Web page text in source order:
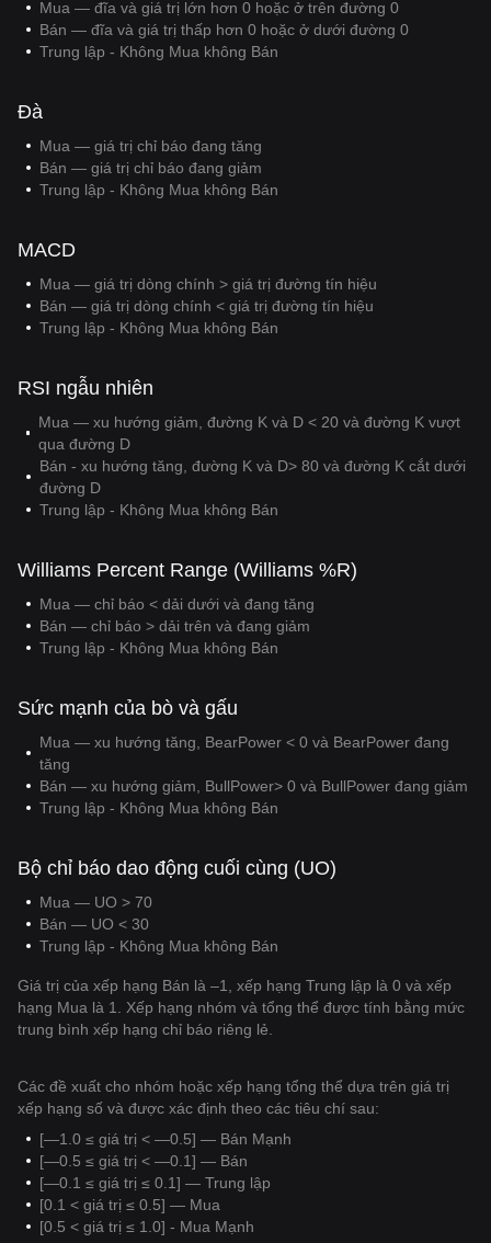
Mua — đĩa và giá trị lớn hơn 0 hoặc ở trên đường 0
Bán — đĩa và giá trị thấp hơn 0 hoặc ở dưới đường 0
Trung lập - Không Mua không Bán
Đà
Mua — giá trị chỉ báo đang tăng
Bán — giá trị chỉ báo đang giảm
Trung lập - Không Mua không Bán
MACD
Mua — giá trị dòng chính > giá trị đường tín hiệu
Bán — giá trị dòng chính < giá trị đường tín hiệu
Trung lập - Không Mua không Bán
RSI ngẫu nhiên
Mua — xu hướng giảm, đường K và D < 20 và đường K vượt
qua đường D
Bán - xu hướng tăng, đường K và D> 80 và đường K cắt dưới
đường D
Trung lập - Không Mua không Bán
Williams Percent Range (Williams %R)
Mua — chỉ báo < dải dưới và đang tăng
Bán — chỉ báo > dải trên và đang giảm
Trung lập - Không Mua không Bán
Sức mạnh của bò và gấu
Mua — xu hướng tăng, BearPower < 0 và BearPower đang
tăng
Bán — xu hướng giảm, BullPower> 0 và BullPower đang giảm
Trung lập - Không Mua không Bán
Bộ chỉ báo dao động cuối cùng (UO)
Mua — UO > 70
Bán — UO < 30
Trung lập - Không Mua không Bán
Giá trị của xếp hạng Bán là –1, xếp hạng Trung lập là 0 và xếp
hạng Mua là 1. Xếp hạng nhóm và tổng thể được tính bằng mức
trung bình xếp hạng chỉ báo riêng lẻ.
Các đề xuất cho nhóm hoặc xếp hạng tổng thể dựa trên giá trị
xếp hạng số và được xác định theo các tiêu chí sau:
[—1.0 ≤ giá trị < —0.5] — Bán Mạnh
[—0.5 ≤ giá trị < —0.1] — Bán
[—0.1 ≤ giá trị ≤ 0.1] — Trung lập
[0.1 < giá trị ≤ 0.5] — Mua
[0.5 < giá trị ≤ 1.0] - Mua Mạnh